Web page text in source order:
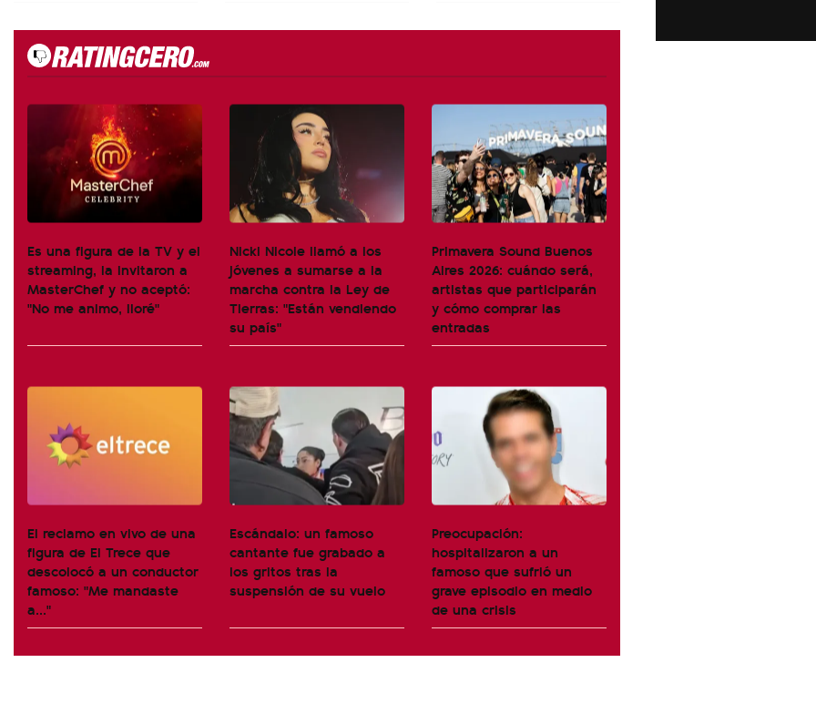
Es una figura de la TV y el
streaming, la invitaron a
MasterChef y no aceptó:
"No me animo, lloré"
Nicki Nicole llamó a los
jóvenes a sumarse a la
marcha contra la Ley de
Tierras: "Están vendiendo
su país"
Primavera Sound Buenos
Aires 2026: cuándo será,
artistas que participarán
y cómo comprar las
entradas
El reclamo en vivo de una
figura de El Trece que
descolocó a un conductor
famoso: "Me mandaste
a..."
Escándalo: un famoso
cantante fue grabado a
los gritos tras la
suspensión de su vuelo
Preocupación:
hospitalizaron a un
famoso que sufrió un
grave episodio en medio
de una crisis
y pedir. 🎙️